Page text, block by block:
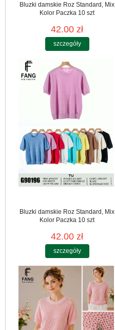
Bluzki damskie Roz Standard, Mix
Kolor Paczka 10 szt
42.00 zł
szczegóły
Bluzki damskie Roz Standard, Mix
Kolor Paczka 10 szt
42.00 zł
szczegóły